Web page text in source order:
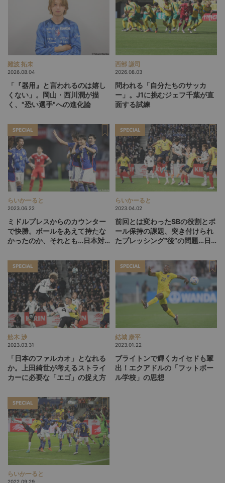
難波 拓未
2026.08.04
「『器用』と言われるのは嬉し
くない」。岡山・西川潤が描
く、"恐い選手"への進化論
西部 謙司
2026.08.03
問われる「自分たちのサッカ
ー」。J1に挑むジェフ千葉が直
面する試練
SPECIAL
らいかーると
2023.06.22
ミドルプレスからのカウンター
で快勝。ボールをあえて持たな
かったのか、それとも…日本対
SPECIAL
らいかーると
2023.04.02
前回とは変わったSBの役割とボ
ール保持の課題、突き付けられ
たプレッシング“後”の問題…日
SPECIAL
舩木 渉
2023.03.31
「日本のファルカオ」となれる
か。上田綺世が考えるストライ
カーに必要な「エゴ」の捉え方
SPECIAL
結城 康平
2023.01.22
ブライトンで輝くカイセドも輩
出！エクアドルの「フットボー
ル学校」の思想
SPECIAL
らいかーると
2022.09.29